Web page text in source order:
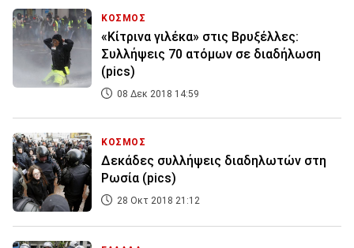
ΚΟΣΜΟΣ
«Κίτρινα γιλέκα» στις Βρυξέλλες:
Συλλήψεις 70 ατόμων σε διαδήλωση
(pics)
08 Δεκ 2018 14:59
ΚΟΣΜΟΣ
Δεκάδες συλλήψεις διαδηλωτών στη
Ρωσία (pics)
28 Οκτ 2018 21:12